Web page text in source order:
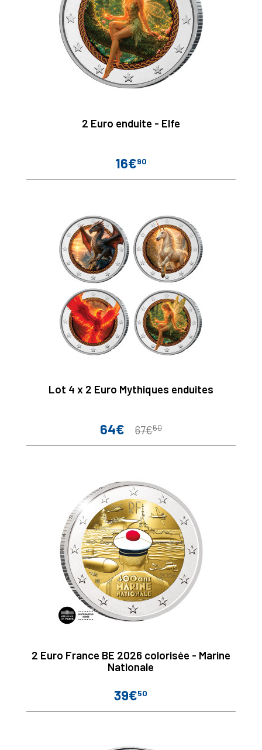
2 Euro enduite - Elfe
Prix
16€90
Lot 4 x 2 Euro Mythiques enduites
Prix
64€
Prix
67€60
2 Euro France BE 2026 colorisée - Marine
Nationale
Prix
39€50